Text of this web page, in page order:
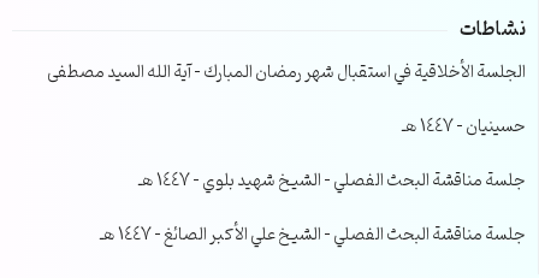
نشاطات
الجلسة الأخلاقية في استقبال شهر رمضان المبارك – آية الله السيد مصطفى
حسينيان – 1447 هـ
جلسة مناقشة البحث الفصلي – الشيخ شهيد بلوي – 1447 هـ
جلسة مناقشة البحث الفصلي – الشيخ علي الأكبر الصائغ – 1447 هـ